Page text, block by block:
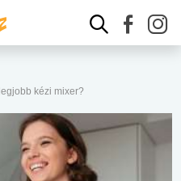
kézi mixer?